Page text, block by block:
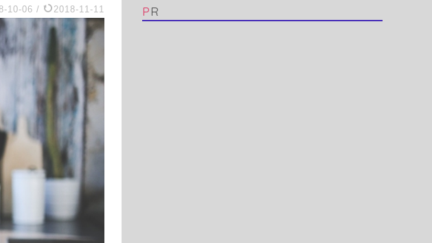
10-06 / 2018-11-11 PR